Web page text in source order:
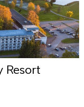
Resort